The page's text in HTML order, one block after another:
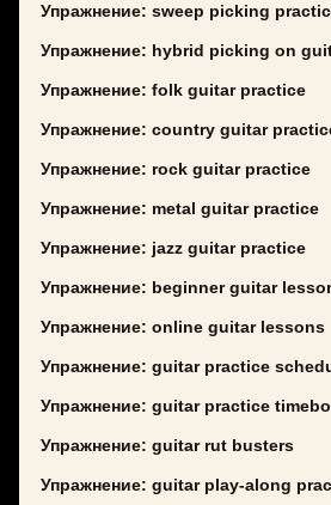
Упражнение: sweep picking
Упражнение: hybrid picking on
Упражнение: folk guitar practice
Упражнение: country guitar
Упражнение: rock guitar practice
Упражнение: metal guitar practice
Упражнение: jazz guitar practice
Упражнение: beginner guitar
Упражнение: online guitar lessons
Упражнение: guitar practice
Упражнение: guitar practice
Упражнение: guitar rut busters
Упражнение: guitar play-along